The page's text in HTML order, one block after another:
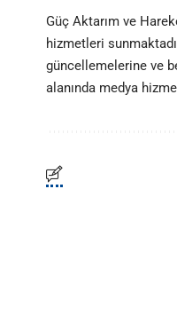
Güç Aktarım ve
hizmetleri
güncellemelerine ve
alanında medya